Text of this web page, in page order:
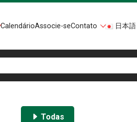
CalendárioAssocie-seContato 日本語
Todas